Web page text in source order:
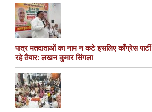
पात्र मतदाताओं का नाम न कटे इसलिए काँग्रेस पार्टी
रहे तैयार: लखन कुमार सिंगला